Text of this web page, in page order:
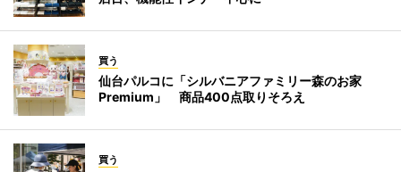
買う
仙台パルコに「シルバニアファミリー森のお家
Premium」 商品400点取りそろえ
買う